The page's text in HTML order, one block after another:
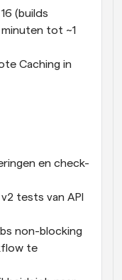
(builds
tot ~1
Caching in
en check-
tests van API
non-blocking
te